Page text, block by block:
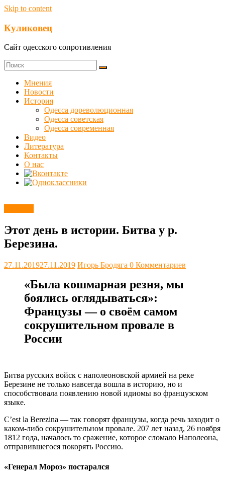
Skip to content
Куликовец
Сайт одесского сопротивления
Мнения
Новости
История
Одесса дореволюционная
Одесса советская
Одесса современная
Видео
Литература
Контакты
О нас
Этот день в истории. Битва у р.
Березина.
27.11.201927.11.2019 Игорь Бродяга 0 Комментариев
«Была кошмарная резня, мы
боялись оглядываться»:
Французы — о своём самом
сокрушительном провале в
России
Битва русских войск с наполеоновской армией на реке
Березине не только навсегда вошла в историю, но и
способствовала появлению новой идиомы во французском
языке.
C’est la Berezina — так говорят французы, когда речь заходит о
каком-либо сокрушительном провале. 207 лет назад, 26 ноября
1812 года, началось то сражение, которое сломало Наполеона,
отправившегося покорять Россию.
«Генерал Мороз» постарался